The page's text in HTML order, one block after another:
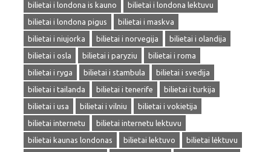
bilietai i londona is kauno
bilietai i londona lektuvu
bilietai i londona pigus
bilietai i maskva
bilietai i niujorka
bilietai i norvegija
bilietai i olandija
bilietai i osla
bilietai i paryziu
bilietai i roma
bilietai i ryga
bilietai i stambula
bilietai i svedija
bilietai i tailanda
bilietai i tenerife
bilietai i turkija
bilietai i usa
bilietai i vilniu
bilietai i vokietija
bilietai internetu
bilietai internetu lektuvu
bilietai kaunas londonas
bilietai lektuvo
bilietai lėktuvu